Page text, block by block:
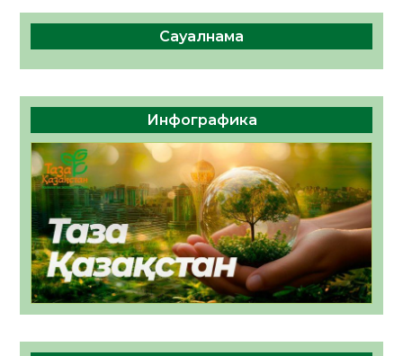
Сауалнама
Инфографика